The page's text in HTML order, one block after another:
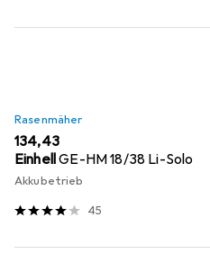
Rasenmäher
EUR
134,43
EinhellGE-HM 18/38 Li-Solo
Akkubetrieb
45